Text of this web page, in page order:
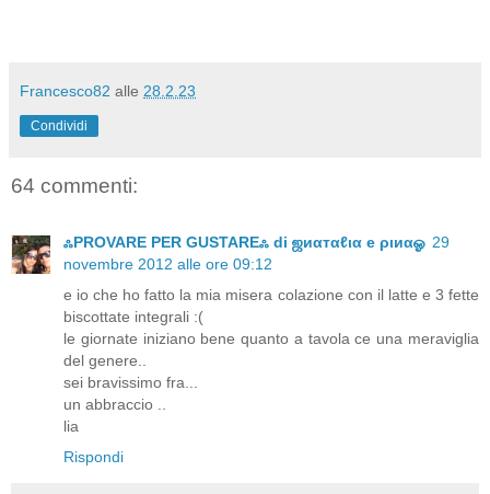
Francesco82 alle 28.2.23
Condividi
64 commenti:
ஃPROVARE PER GUSTAREஃ di ஜиαтαℓια e ριиαஓ 29
novembre 2012 alle ore 09:12
e io che ho fatto la mia misera colazione con il latte e 3 fette
biscottate integrali :(
le giornate iniziano bene quanto a tavola ce una meraviglia
del genere..
sei bravissimo fra...
un abbraccio ..
lia
Rispondi